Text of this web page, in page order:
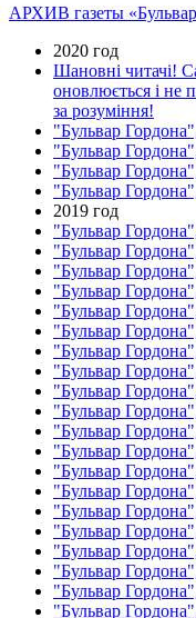
АРХИВ газеты
2020 год
Шановні читачі!
оновлюється і не
за розуміння!
"Бульвар
"Бульвар
"Бульвар
"Бульвар
2019 год
"Бульвар
"Бульвар
"Бульвар
"Бульвар
"Бульвар
"Бульвар
"Бульвар
"Бульвар
"Бульвар
"Бульвар
"Бульвар
"Бульвар
"Бульвар
"Бульвар
"Бульвар
"Бульвар
"Бульвар
"Бульвар
"Бульвар
"Бульвар